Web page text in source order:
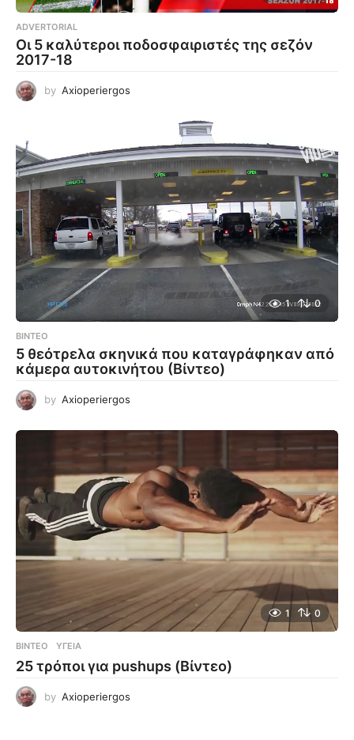
ADVERTORIAL
Οι 5 καλύτεροι ποδοσφαιριστές της σεζόν
2017-18
by Axioperiergos
1 0
ΒΊΝΤΕΟ
5 θεότρελα σκηνικά που καταγράφηκαν από
κάμερα αυτοκινήτου (Βίντεο)
by Axioperiergos
1 0
ΒΊΝΤΕΟ ΥΓΕΊΑ
25 τρόποι για pushups (Βίντεο)
by Axioperiergos